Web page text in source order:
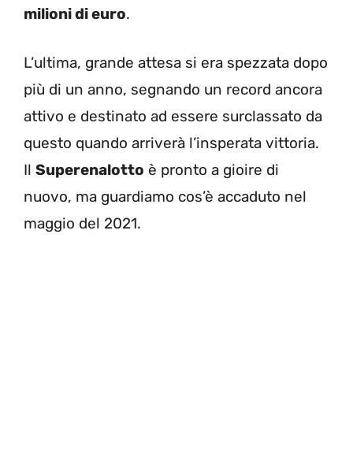
milioni di euro.
L’ultima, grande attesa si era spezzata dopo
più di un anno, segnando un record ancora
attivo e destinato ad essere surclassato da
questo quando arriverà l’insperata vittoria.
Il Superenalotto è pronto a gioire di
nuovo, ma guardiamo cos’è accaduto nel
maggio del 2021.